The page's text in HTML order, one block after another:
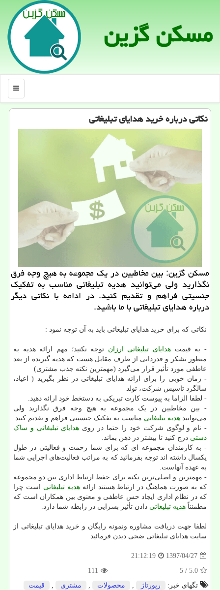
مسكن گزین
منو
نكاتی درباره خرید هدایای تبلیغاتی
مسكن گزین: بین مخاطبین در یك مجموعه به هیچ وجه فرق
نگذارید ولی می‌توانید هدیه تبلیغاتی مناسب به تفكیك
جنسیتی فراهم و تقدیم كنید. در ادامه با نكاتی دیگر
درباره هدایای تبلیغاتی با ما باشید.
نکاتی که برای خرید هدایای تبلیغاتی باید به آن توجه نمود :
- به قیمت هدایای تبلیغاتی ارزان توجه نکنید؛ مهم ارائه هدیه به
منظور تشکر و قدردانی از طرف مقابل هست که هدیه گیرنده از بعد
عاطفی مورد تأثیر قرار می‌گیرد (مهمترین نکته جذب مشتری)
- زمان خوبی را برای ارائه هدایای تبلیغاتی در نظر بگیرید ( اعیاد،
سالگرد تاسیس شرکت، تولد
- لطفا الزاما به پیوست کارت تبریکی به دستخط خود ارائه دهید.
- بین مخاطبین در یک مجموعه به هیچ وجه فرق نگذارید ولی
می‌توانید هدیه تبلیغاتی مناسب به تفکیک جنسیتی فراهم و تقدیم کنید.
- نام و لوگوی شرکت خود را حتما در روی هدایای تبلیغاتی و ساک
دستی درج کنید تا بیشتر در ذهن بماند.
- به کارمندان مجموعه ای که برای شما زحمت و فعالیتی در طول
یکسال داشته اند توجه بفرمائید که به مراتب فعالیت‌های اجرایی شما
به عهده آنهاست.
- مهمترین و اصلی‌ترین نکته برای حفظ ارتباط اداری بین دو مجموعه
که به صورت هماهنگ در ارتباط هستند ارائه هدیه تبلیغاتی است چرا
که در نظام اداری ایجاد حس عاطفی و معنوی بین همکاران است که
مطمئناً هدیه تبلیغاتی دادن تأثیر بسزایی در رابطه شما دارد.
لطفا جهت دریافت مشاوره ونمونه رایگان و خرید هدایای تبلیغاتی از
سایت هدایای تبلیغاتی ضحی دیدن فرمائید
1397/04/27
21:12:19
5.0
/ 5
111
تگهای خبر:
رپورتاژ , محصولات , مشتری , قیمت